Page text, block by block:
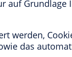
auf Grundlage
werden,
das